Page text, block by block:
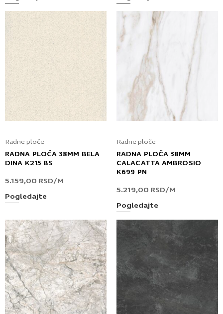
Radne ploče
RADNA PLOČA 38MM BELA
DINA K215 BS
5.159,00 RSD/M
Pogledajte
Radne ploče
RADNA PLOČA 38MM
CALACATTA AMBROSIO
K699 PN
5.219,00 RSD/M
Pogledajte